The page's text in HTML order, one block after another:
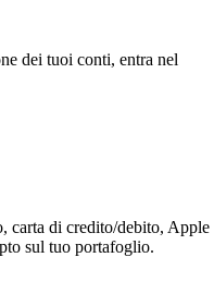
dei tuoi conti, entra nel
carta di credito/debito, Apple
sul tuo portafoglio.